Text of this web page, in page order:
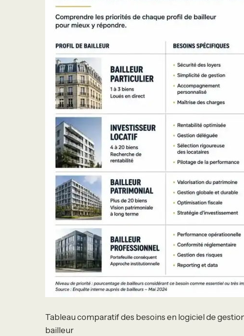
Tableau comparatif des besoins en logiciel de
bailleur